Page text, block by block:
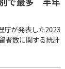
庁が発表した2023
者数に関する統計